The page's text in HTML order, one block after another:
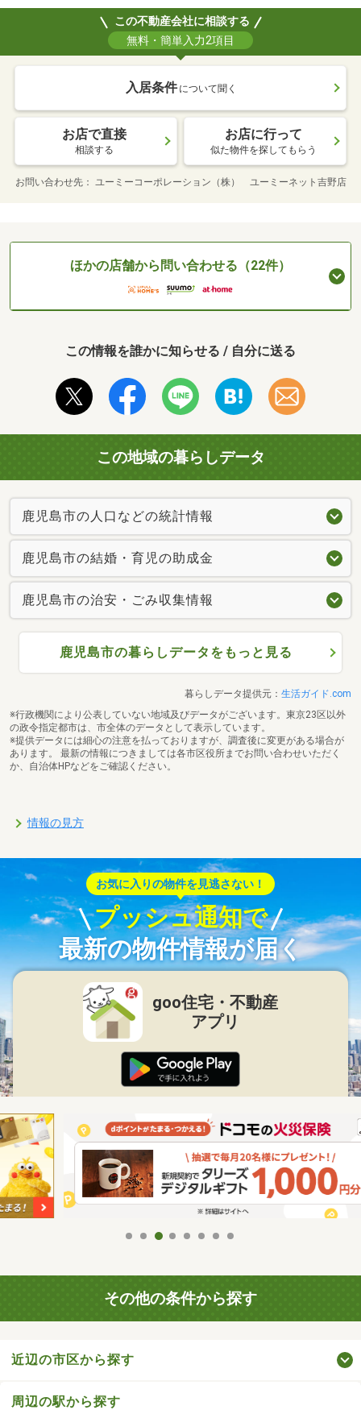
この不動産会社に相談する
無料・簡単入力2項目
入居条件 について聞く
お店で直接
相談する
お店に行って
似た物件を探してもらう
お問い合わせ先 ユーミーコーポレーション（株） ユーミーネット吉野店
ほかの店舗から問い合わせる（22件）
この情報を誰かに知らせる / 自分に送る
この地域の暮らしデータ
鹿児島市の人口などの統計情報
鹿児島市の結婚・育児の助成金
鹿児島市の治安・ごみ収集情報
鹿児島市の暮らしデータをもっと見る
暮らしデータ提供元： 生活ガイド.com
※行政機関により公表していない地域及びデータがございます。東京23区以外
の政令指定都市は、市全体のデータとして表示しています。
※提供データには細心の注意を払っておりますが、調査後に変更がある場合が
あります。 最新の情報につきましては各市区役所までお問い合わせいただく
か、自治体HPなどをご確認ください。
情報の見方
お気に入りの物件を見逃さない！
プッシュ通知で
最新の物件情報が届く
goo住宅・不動産
アプリ
その他の条件から探す
近辺の市区から探す
周辺の駅から探す